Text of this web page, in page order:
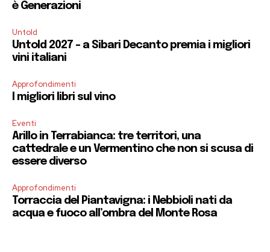
è Generazioni
Untold
Untold 2027 – a Sibari Decanto premia i migliori
vini italiani
Approfondimenti
I migliori libri sul vino
Eventi
Arillo in Terrabianca: tre territori, una
cattedrale e un Vermentino che non si scusa di
essere diverso
Approfondimenti
Torraccia del Piantavigna: i Nebbioli nati da
acqua e fuoco all’ombra del Monte Rosa